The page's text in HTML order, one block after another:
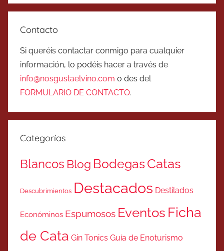
Contacto
Si queréis contactar conmigo para cualquier
información, lo podéis hacer a través de
info@nosgustaelvino.com o des del
FORMULARIO DE CONTACTO.
Categorías
Blancos Blog BodegasCatas
Descubrimientos Destacados Destilados
Económinos Espumosos Eventos Ficha
de Cata Gin Tonics Guía de Enoturismo